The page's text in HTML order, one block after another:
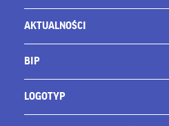
AKTUALNOŚCI
BIP
LOGOTYP